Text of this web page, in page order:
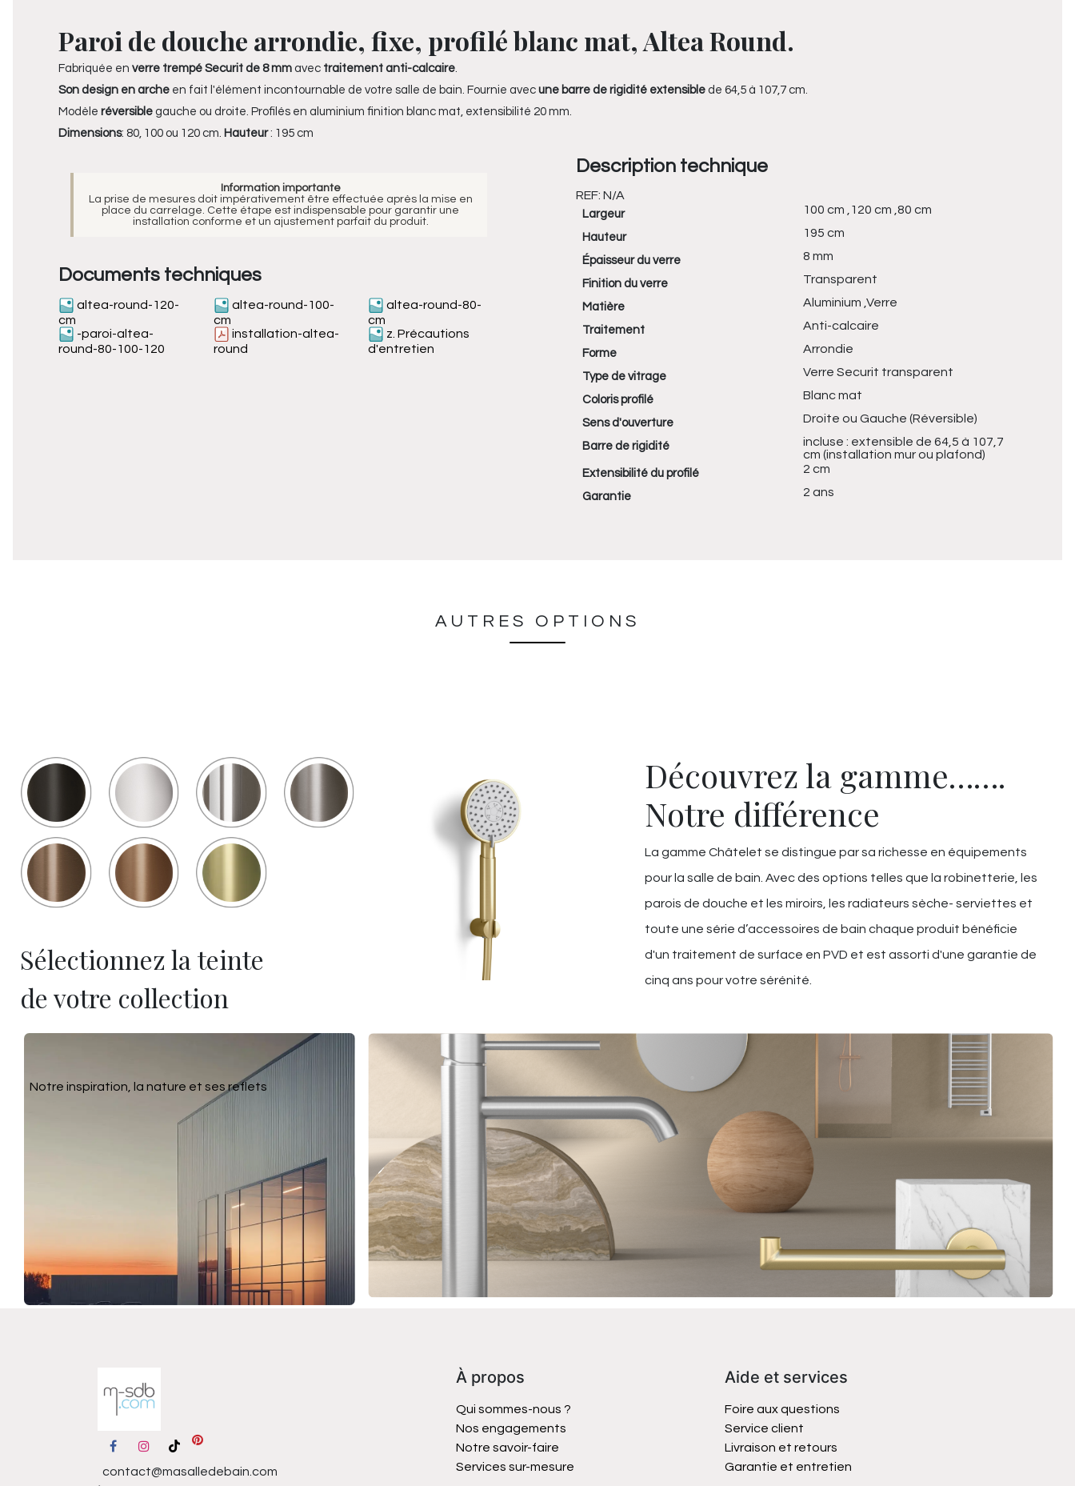
Paroi de douche arrondie, fixe, profilé blanc mat, Altea Round.
Fabriquée en verre trempé Securit de 8 mm avec traitement anti-calcaire.
Son design en arche en fait l'élément incontournable de votre salle de bain. Fournie avec une barre de rigidité extensible de 64,5 à 107,7 cm.
Modèle réversible gauche ou droite. Profilés en aluminium finition blanc mat, extensibilité 20 mm.
Dimensions: 80, 100 ou 120 cm. Hauteur: 195 cm
Information importante
La prise de mesures doit impérativement être effectuée après la mise en
place du carrelage. Cette étape est indispensable pour garantir une
installation conforme et un ajustement parfait du produit.
Documents techniques
altea-round-120-
cm
altea-round-100-
cm
altea-round-80-
cm
-paroi-altea-
round-80-100-120
installation-altea-
round
z. Précautions
d'entretien
Description technique
REF: N/A
Largeur 100 cm ,120 cm ,80 cm
Hauteur 195 cm
Épaisseur du verre 8 mm
Finition du verre Transparent
Matière Aluminium ,Verre
Traitement Anti-calcaire
Forme Arrondie
Type de vitrage Verre Securit transparent
Coloris profilé Blanc mat
Sens d'ouverture Droite ou Gauche (Réversible)
Barre de rigidité
incluse : extensible de 64,5 à 107,7
cm (installation mur ou plafond)
Extensibilité du profilé 2 cm
Garantie 2 ans
AUTRES OPTIONS
Découvrez la gamme…….
Notre différence
La gamme Châtelet se distingue par sa richesse en équipements
pour la salle de bain. Avec des options telles que la robinetterie, les
parois de douche et les miroirs, les radiateurs sèche- serviettes et
toute une série d’accessoires de bain chaque produit bénéficie
d'un traitement de surface en PVD et est assorti d'une garantie de
cinq ans pour votre sérénité.
Sélectionnez la teinte
de votre collection
Notre inspiration, la nature et ses reflets
contact@masalledebain.com
À propos
Qui sommes-nous ?
Nos engagements
Notre savoir-faire
Services sur-mesure
Aide et services
Foire aux questions
Service client
Livraison et retours
Garantie et entretien